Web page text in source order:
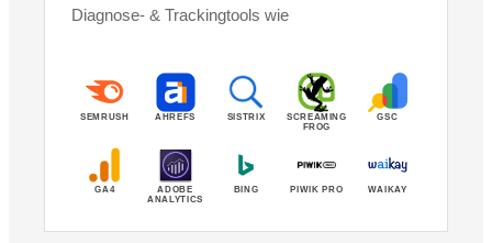
Diagnose- & Trackingtools wie
SEMRUSH AHREFS SISTRIX
SCREAMING
FROG
GSC
GA4
ADOBE
ANALYTICS
BING PIWIK PRO WAIKAY